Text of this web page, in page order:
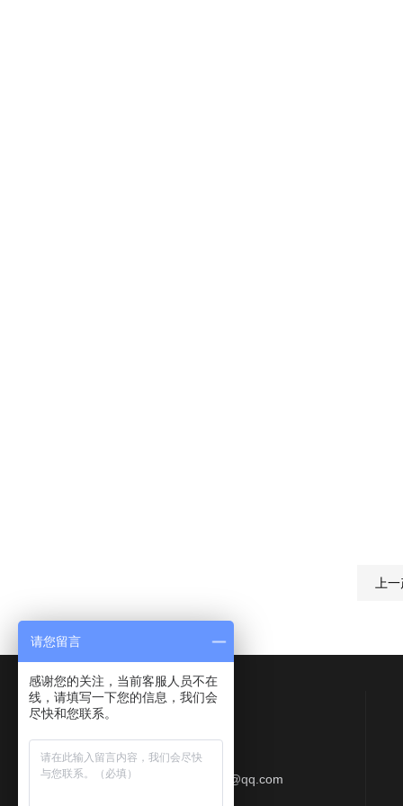
上
Contact Us
联系QQ：577513709
联系邮箱：412357997@qq.com
请您留言
感谢您的关注，当前客服人员不在
线，请填写一下您的信息，我们会
尽快和您联系。